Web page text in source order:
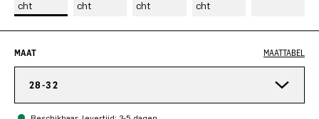
MAAT MAATTABEL
28-32